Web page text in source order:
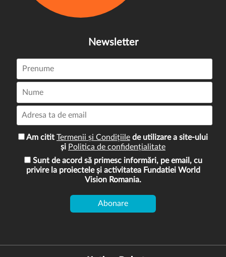
Newsletter
Am citit Termenii și Condițiile de utilizare a site-ului
și Politica de confidențialitate
Sunt de acord să primesc informări, pe email, cu
privire la proiectele și activitatea Fundatiei World
Vision Romania.